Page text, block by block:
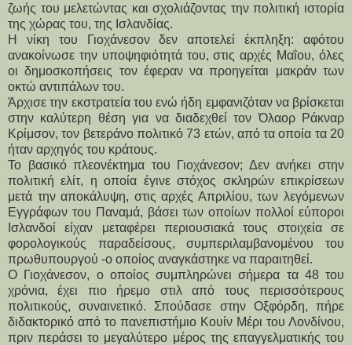
ζωής του μελετώντας και σχολιάζοντας την πολιτική ιστορία
της χώρας του, της Ισλανδίας.
Η νίκη του Γιοχάνεσον δεν αποτελεί έκπληξη: αφότου
ανακοίνωσε την υποψηφιότητά του, στις αρχές Μαΐου, όλες
οι δημοσκοπήσεις τον έφεραν να προηγείται μακράν των
οκτώ αντιπάλων του.
Άρχισε την εκστρατεία του ενώ ήδη εμφανιζόταν να βρίσκεται
στην καλύτερη θέση για να διαδεχθεί τον Όλαορ Ράκναρ
Κρίμσον, τον βετεράνο πολιτικό 73 ετών, από τα οποία τα 20
ήταν αρχηγός του κράτους.
Το βασικό πλεονέκτημα του Γιοχάνεσον; Δεν ανήκει στην
πολιτική ελίτ, η οποία έγινε στόχος σκληρών επικρίσεων
μετά την αποκάλυψη, στις αρχές Απριλίου, των λεγόμενων
Εγγράφων του Παναμά, βάσει των οποίων πολλοί εύποροι
Ισλανδοί είχαν μεταφέρει περιουσιακά τους στοιχεία σε
φορολογικούς παραδείσους, συμπεριλαμβανομένου του
πρωθυπουργού -ο οποίος αναγκάστηκε να παραιτηθεί.
Ο Γιοχάνεσον, ο οποίος συμπληρώνει σήμερα τα 48 του
χρόνια, έχει πιο ήρεμο στιλ από τους περισσότερους
πολιτικούς, συναινετικό. Σπούδασε στην Οξφόρδη, πήρε
διδακτορικό από το πανεπιστήμιο Κουίν Μέρι του Λονδίνου,
πριν περάσει το μεγαλύτερο μέρος της επαγγελματικής του